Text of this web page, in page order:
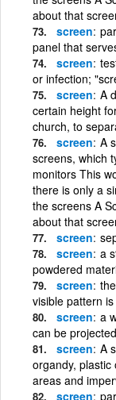
about that
screen
panel that
screen
or infection;
screen A
certain height
church, to
screen A
screens, which
monitors This
there is only a
the screens A
about that
screen
screen a
powdered
screen
visible pattern
screen a
can be
screen A
organdy, plastic
areas and
screen